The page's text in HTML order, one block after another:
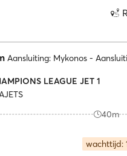
Aansluiting: Mykonos
LEAGUE JET 1
40m
wachttijd: